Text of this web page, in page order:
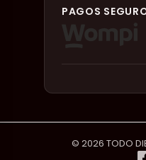
PAGOS
© 2026 TODO